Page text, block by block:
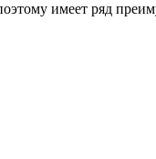
имеет ряд